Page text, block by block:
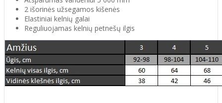
2 išorinės užsegamos kišenės
Elastiniai kelnių galai
Reguliuojamas kelnių petnešų ilgis